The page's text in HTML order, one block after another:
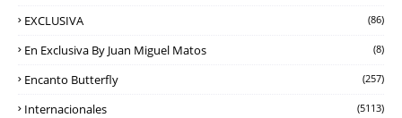
EXCLUSIVA (86)
En Exclusiva By Juan Miguel Matos (8)
Encanto Butterfly (257)
Internacionales (5113)